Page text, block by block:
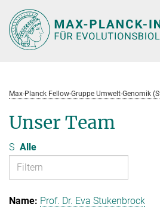
Hauptinhalt
Max-Planck Fellow-Gruppe Umwelt-Genomik
Unser Team
S Alle
Prof. Dr. Eva Stukenbrock